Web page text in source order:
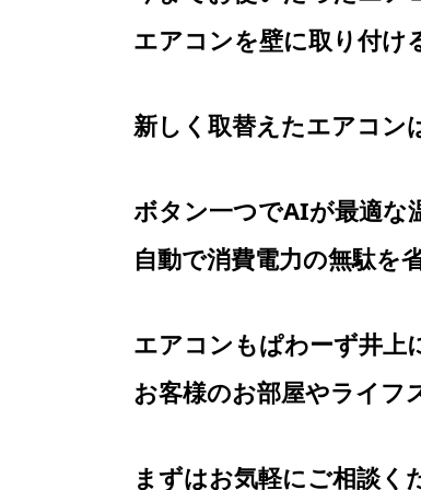
エアコンを壁に取り付け
新しく取替えたエアコン
ボタン一つでAIが最適な
自動で消費電力の無駄を
エアコンもぱわーず井上
お客様のお部屋やライフ
まずはお気軽にご相談く